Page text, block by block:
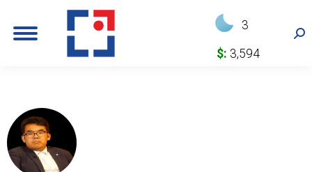
3
$: 3,594